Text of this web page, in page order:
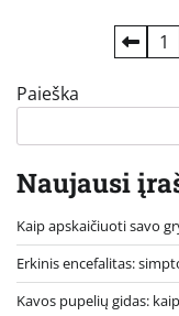
1
Paieška
Naujausi
Kaip apskaičiuoti savo
Erkinis encefalitas:
Kavos pupelių gidas: